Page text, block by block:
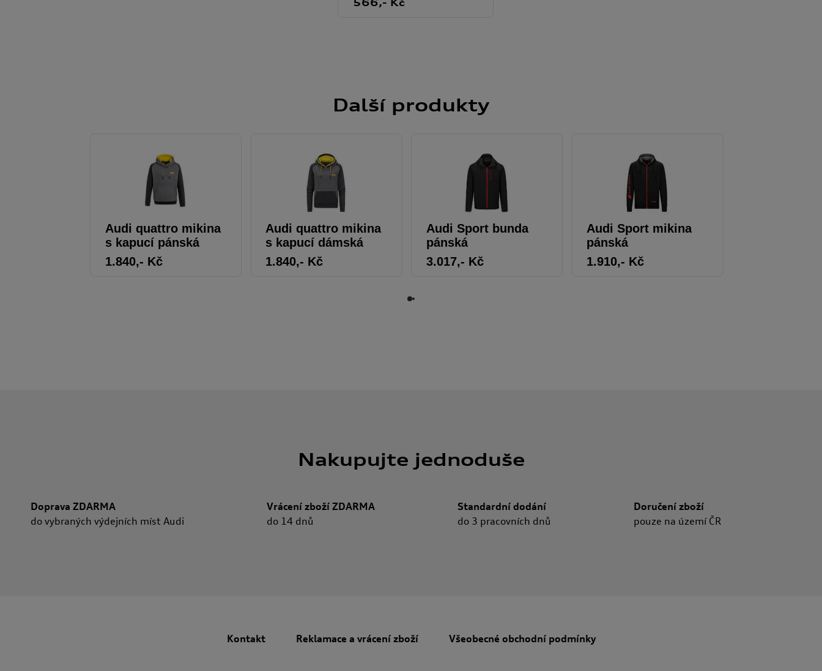
566,- Kč
Dalšíprodukty
Audi quattro mikina
s kapucí pánská
1.840,- Kč
Audi quattro mikina
s kapucí dámská
1.840,- Kč
Audi Sport bunda
pánská
3.017,- Kč
Audi Sport mikina
pánská
1.910,- Kč
Nakupujte jednoduše
Doprava ZDARMA
do vybraných výdejních míst Audi
Vrácení zboží ZDARMA
do 14 dnů
Standardní dodání
do 3 pracovních dnů
Doručení zboží
pouze na území ČR
Kontakt Reklamace a vrácení zboží Všeobecné obchodní podmínky